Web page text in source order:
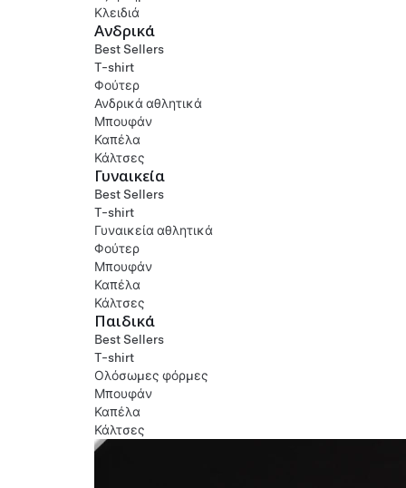
Κλειδιά
Ανδρικά
Best Sellers
T-shirt
Φούτερ
Ανδρικά αθλητικά
Μπουφάν
Καπέλα
Κάλτσες
Γυναικεία
Best Sellers
T-shirt
Γυναικεία αθλητικά
Φούτερ
Μπουφάν
Καπέλα
Κάλτσες
Παιδικά
Best Sellers
T-shirt
Ολόσωμες φόρμες
Μπουφάν
Καπέλα
Κάλτσες